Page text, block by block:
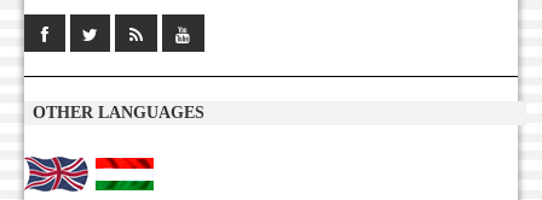
OTHER LANGUAGES